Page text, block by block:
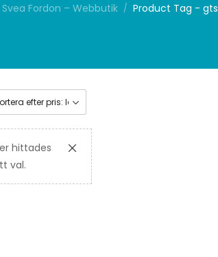
Svea Fordon – Webbutik / Product Tag - gts
hittades
val.